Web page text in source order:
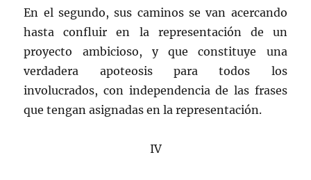
En el segundo, sus caminos se van acercando
hasta confluir en la representación de un
proyecto ambicioso, y que constituye una
verdadera apoteosis para todos los
involucrados, con independencia de las frases
que tengan asignadas en la representación.
IV